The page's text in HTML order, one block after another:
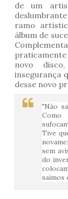
de um
ramo
álbum de
novo
insegurança
desse novo
"Não
Tive
sem
do
saímos